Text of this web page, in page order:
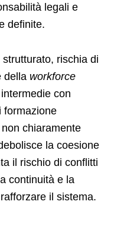
legali e
definite.
rischia di
della workforce
con
formazione
chiaramente
la coesione
il rischio di conflitti
continuità e la
il sistema.